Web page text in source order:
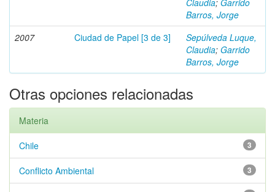
Claudia; Garrido
Barros, Jorge
2007
Ciudad de Papel [3 de 3]
Sepúlveda Luque,
Claudia; Garrido
Barros, Jorge
Otras opciones relacionadas
Materia
3
Chile
3
Conflicto Ambiental